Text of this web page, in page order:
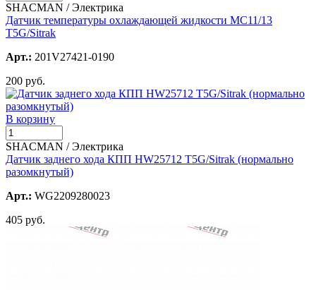
SHACMAN / Электрика
Датчик температуры охлаждающей жидкости МС11/13
T5G/Sitrak
Арт.: 201V27421-0190
200 руб.
В корзину
SHACMAN / Электрика
Датчик заднего хода КПП HW25712 T5G/Sitrak (нормально
разомкнутый)
Арт.: WG2209280023
405 руб.